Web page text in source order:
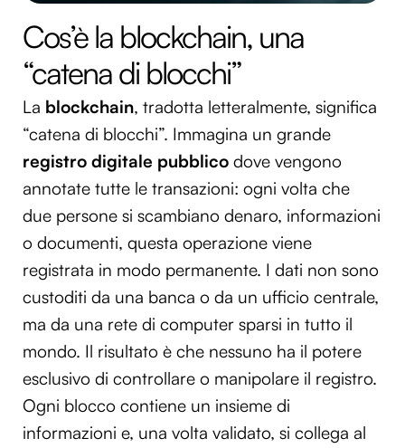
Cos’è la blockchain, una
“catena di blocchi”
La blockchain, tradotta letteralmente, significa
“catena di blocchi”. Immagina un grande
registro digitale pubblico dove vengono
annotate tutte le transazioni: ogni volta che
due persone si scambiano denaro, informazioni
o documenti, questa operazione viene
registrata in modo permanente. I dati non sono
custoditi da una banca o da un ufficio centrale,
ma da una rete di computer sparsi in tutto il
mondo. Il risultato è che nessuno ha il potere
esclusivo di controllare o manipolare il registro.
Ogni blocco contiene un insieme di
informazioni e, una volta validato, si collega al